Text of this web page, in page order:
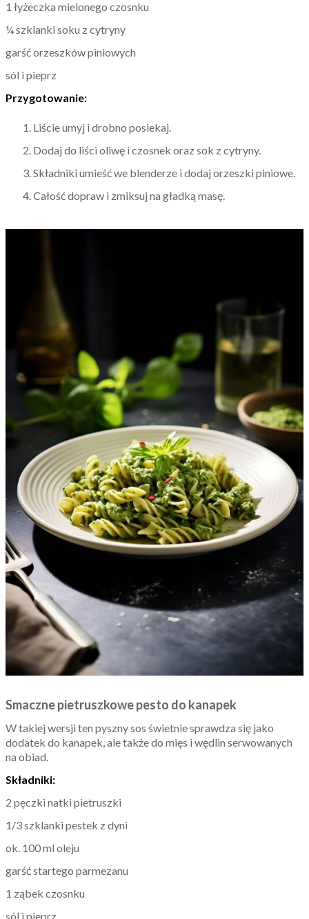
1 łyżeczka mielonego czosnku
¼ szklanki soku z cytryny
garść orzeszków piniowych
sól i pieprz
Przygotowanie:
Liście umyj i drobno posiekaj.
Dodaj do liści oliwę i czosnek oraz sok z cytryny.
Składniki umieść we blenderze i dodaj orzeszki piniowe.
Całość dopraw i zmiksuj na gładką masę.
Smaczne pietruszkowe pesto do kanapek
W takiej wersji ten pyszny sos świetnie sprawdza się jako
dodatek do kanapek, ale także do mięs i wędlin serwowanych
na obiad.
Składniki:
2 pęczki natki pietruszki
1/3 szklanki pestek z dyni
ok. 100 ml oleju
garść startego parmezanu
1 ząbek czosnku
sól i pieprz